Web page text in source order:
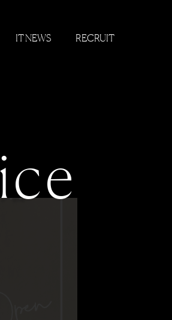
IT NEWS RECRUIT